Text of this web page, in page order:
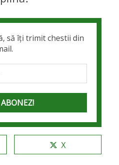
să îți trimit chestii din
X